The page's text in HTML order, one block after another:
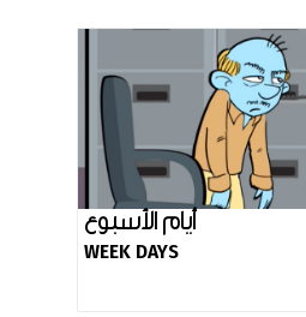
أيام الأسبوع
WEEK DAYS